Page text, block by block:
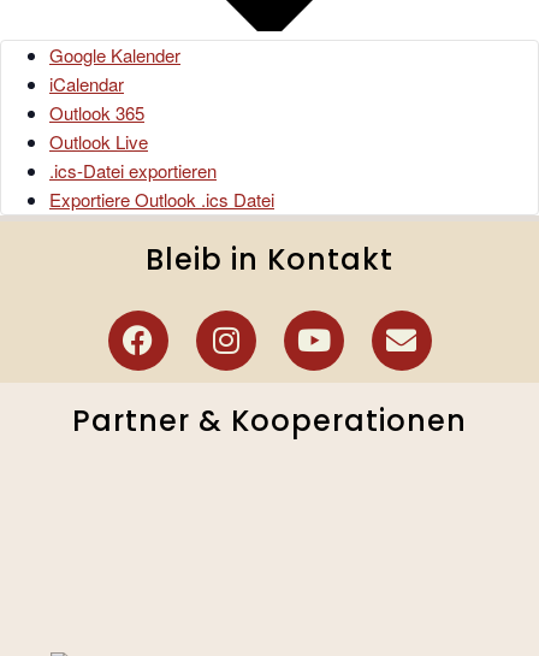
Google Kalender
iCalendar
Outlook 365
Outlook Live
.ics-Datei exportieren
Exportiere Outlook .ics Datei
Bleib in Kontakt
Partner & Kooperationen